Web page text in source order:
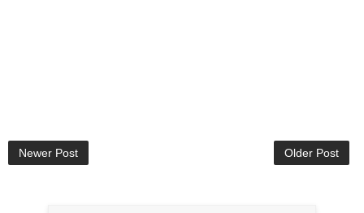
Newer Post Older Post